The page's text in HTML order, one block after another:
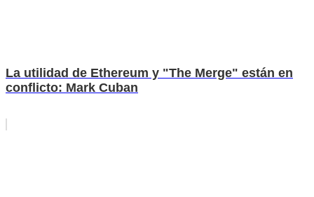
La utilidad de Ethereum y "The Merge" están en
conflicto: Mark Cuban